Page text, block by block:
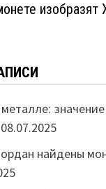
изобразят
08.07.2025
найдены